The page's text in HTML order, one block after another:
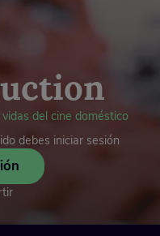
del cine doméstico
debes iniciar sesión